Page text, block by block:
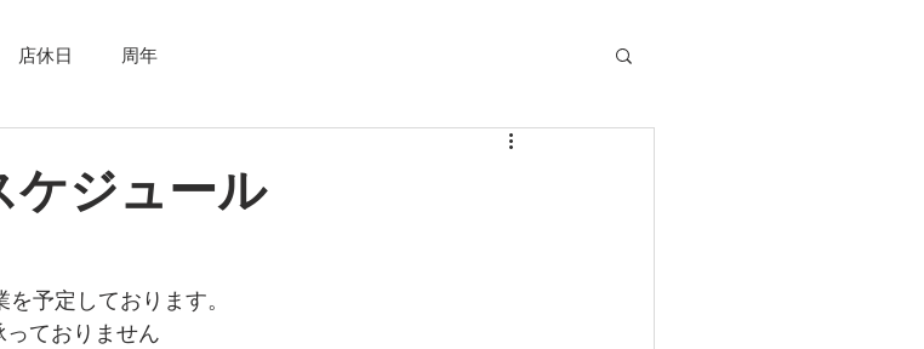
店休日 周年
ケジュール
予定しております。
ておりません